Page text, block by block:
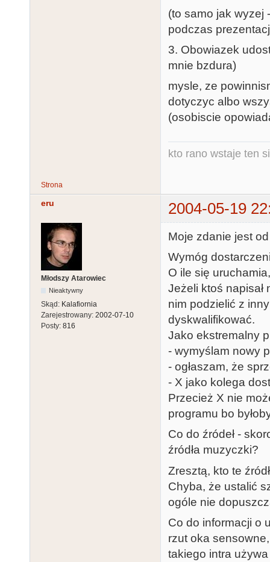
(to samo jak wyzej
podczas
3. Obowiazek
mnie bzdura)
mysle, ze
dotyczyc albo
(osobiscie
kto rano wstaje ten
Strona
eru 2004-05-19
Młodszy Atarowiec
Nieaktywny
Skąd: Kalafiornia
Zarejestrowany: 2002-07-10
Posty: 816
Moje zdanie jest
Wymóg
O ile się
Jeżeli ktoś
nim podzielić z
dyskwalifikować.
Jako ekstremalny
- wymyślam nowy
- ogłaszam, że
- X jako kolega
Przecież X nie
programu bo
Co do źródeł -
źródła muzyczki?
Zresztą, kto te
Chyba, że ustalić
ogóle nie
Co do informacji o
rzut oka
takiego intra